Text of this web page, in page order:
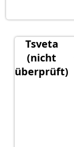
Tsveta
(nicht
überprüft)